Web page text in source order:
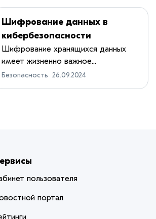
Шифрование данных в
кибербезопасности
Шифрование хранящихся данных
имеет жизненно важное...
Безопасность 26.09.2024
пользователя
портал